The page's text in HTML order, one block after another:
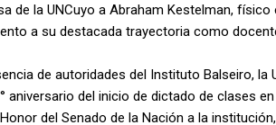
de la UNCuyo a Abraham Kestelman,
a su destacada trayectoria como
de autoridades del Instituto Balseiro, la
aniversario del inicio de dictado de clases
del Senado de la Nación a la